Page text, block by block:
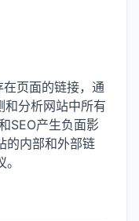
页面的链接，通
分析网站中所有
SEO产生负面影
的内部和外部链